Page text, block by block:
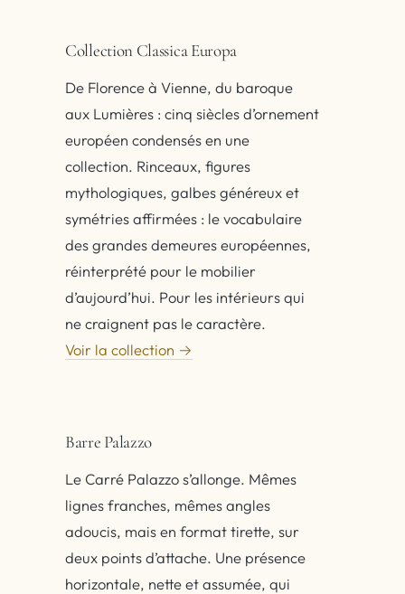
Collection Classica Europa
De Florence à Vienne, du baroque
aux Lumières : cinq siècles d’ornement
européen condensés en une
collection. Rinceaux, figures
mythologiques, galbes généreux et
symétries affirmées : le vocabulaire
des grandes demeures européennes,
réinterprété pour le mobilier
d’aujourd’hui. Pour les intérieurs qui
ne craignent pas le caractère.
Voir la collection →
Barre Palazzo
Le Carré Palazzo s’allonge. Mêmes
lignes franches, mêmes angles
adoucis, mais en format tirette, sur
deux points d’attache. Une présence
horizontale, nette et assumée, qui